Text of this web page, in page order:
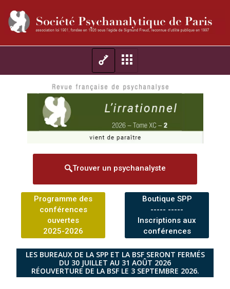
Trouver un psychanalyste
Programme des
conférences
ouvertes
2025-2026
Boutique SPP
----- -----
Inscriptions aux
conférences
LES BUREAUX DE LA SPP ET LA BSF SERONT FERMÉS
DU 30 JUILLET AU 31 AOÛT 2026
RÉOUVERTURE DE LA BSF LE 3 SEPTEMBRE 2026.